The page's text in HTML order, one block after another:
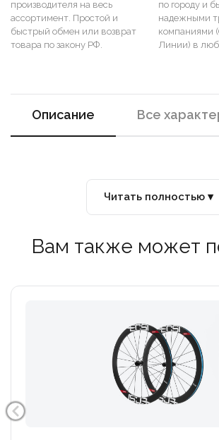
производителя на весь
ассортимент. Простой и
быстрый обмен или возврат
товара по закону РФ.
по городу и
надежными
компаниями
Линии) в
Описание Все
Читать полностью ▾
Вам также может